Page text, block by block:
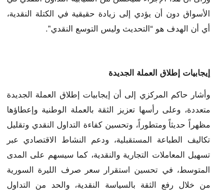
الأسواق دون أن يؤدي إلى زيادة حقيقية في الكتلة النقدية،
أي أن الهدف هو “التحديث وليس التوسع النقدي”.
إيجابيات إطلاق العملة الجديدة
وأشار حاكم المركزي إلى أن إيجابيات إطلاق العملة الجديدة
متعددة، وعلى رأسها تعزيز الثقة بالعملة الوطنية وإعطاؤها
مظهراً حديثاً ومتطوراً، وتحسين كفاءة التداول النقدي وتقليل
تكاليف الطباعة المستقبلية، ودعم النشاط الاقتصادي عبر
تسهيل المعاملات التجارية والنقدية، كما سيسهم على المدى
المتوسط، في تحسين استقرار سعر صرف الليرة السورية
من خلال رفع الثقة بالسياسة النقدية، والحد من التداول